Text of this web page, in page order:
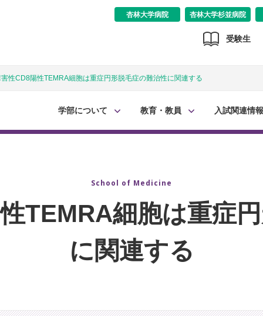
杏林大学病院 杏林大学杉並病院
受験生
性CD8陽性TEMRA細胞は重症円形脱毛症の難治性に関連する
学部について 教育・教員 入試関連情報
School of Medicine
TEMRA細胞は重症
に関連する